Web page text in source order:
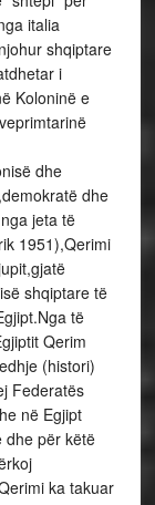
italia
shqiptare
i
Koloninë e
dhe
dhe
jeta të
1951),Qerimi
shqiptare të
të
Qerim
(histori)
Federatës
në Egjipt
dhe për këtë
ka takuar